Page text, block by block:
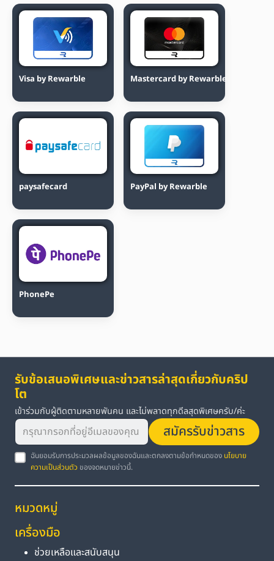
Visa by Rewarble Mastercard by Rewarble
paysafecard PayPal by Rewarble
PhonePe
รับข้อเสนอพิเศษและข่าวสารล่าสุดเกี่ยวกับคริป
โต
เข้าร่วมกับผู้ติดตามหลายพันคน และไม่พลาดทุกดีลสุดพิเศษครับ/ค่ะ
สมัครรับข่าวสาร
ฉันยอมรับการประมวลผลข้อมูลของฉันและตกลงตามข้อกำหนดของ นโยบาย
ความเป็นส่วนตัว ของจดหมายข่าวนี้.
หมวดหมู่
เครื่องมือ
ช่วยเหลือและสนับสนุน